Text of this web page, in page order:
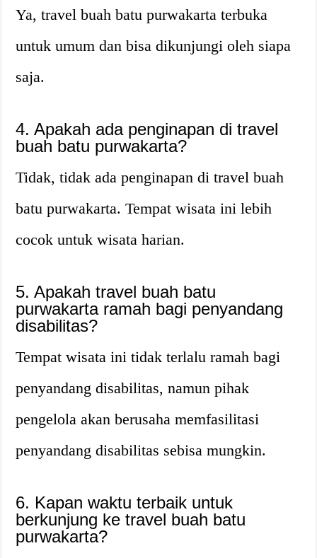
Ya, travel buah batu purwakarta terbuka
untuk umum dan bisa dikunjungi oleh siapa
saja.
4. Apakah ada penginapan di travel
buah batu purwakarta?
Tidak, tidak ada penginapan di travel buah
batu purwakarta. Tempat wisata ini lebih
cocok untuk wisata harian.
5. Apakah travel buah batu
purwakarta ramah bagi penyandang
disabilitas?
Tempat wisata ini tidak terlalu ramah bagi
penyandang disabilitas, namun pihak
pengelola akan berusaha memfasilitasi
penyandang disabilitas sebisa mungkin.
6. Kapan waktu terbaik untuk
berkunjung ke travel buah batu
purwakarta?